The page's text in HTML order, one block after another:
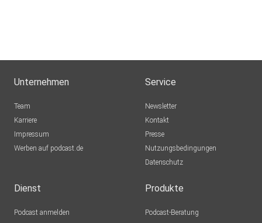
Unternehmen
Team
Karriere
Impressum
Werben auf podcast.de
Service
Newsletter
Kontakt
Presse
Nutzungsbedingungen
Datenschutz
Dienst
Podcast anmelden
Produkte
Podcast-Beratung